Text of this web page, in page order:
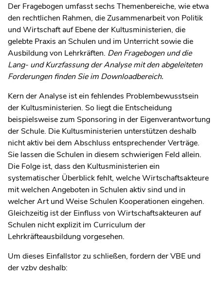
Der Fragebogen umfasst sechs Themenbereiche, wie etwa
den rechtlichen Rahmen, die Zusammenarbeit von Politik
und Wirtschaft auf Ebene der Kultusministerien, die
gelebte Praxis an Schulen und im Unterricht sowie die
Ausbildung von Lehrkräften. Den Fragebogen und die
Lang- und Kurzfassung der Analyse mit den abgeleiteten
Forderungen finden Sie im Downloadbereich.
Kern der Analyse ist ein fehlendes Problembewusstsein
der Kultusministerien. So liegt die Entscheidung
beispielsweise zum Sponsoring in der Eigenverantwortung
der Schule. Die Kultusministerien unterstützen deshalb
nicht aktiv bei dem Abschluss entsprechender Verträge.
Sie lassen die Schulen in diesem schwierigen Feld allein.
Die Folge ist, dass den Kultusministerien ein
systematischer Überblick fehlt, welche Wirtschaftsakteure
mit welchen Angeboten in Schulen aktiv sind und in
welcher Art und Weise Schulen Kooperationen eingehen.
Gleichzeitig ist der Einfluss von Wirtschaftsakteuren auf
Schulen nicht explizit im Curriculum der
Lehrkräfteausbildung vorgesehen.
Um dieses Einfallstor zu schließen, fordern der VBE und
der vzbv deshalb: